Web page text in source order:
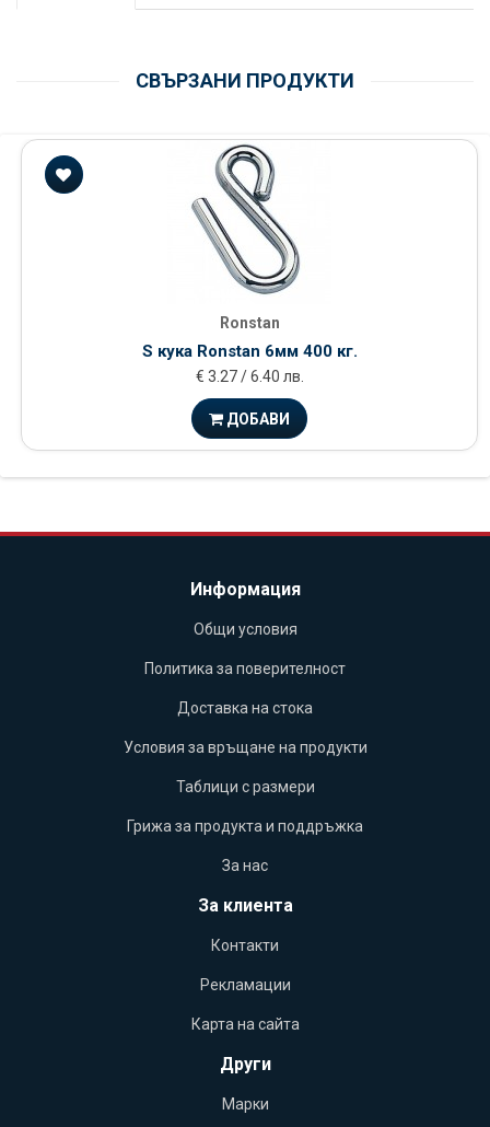
СВЪРЗАНИ ПРОДУКТИ
Ronstan
S кука Ronstan 6мм 400 кг.
€ 3.27 / 6.40 лв.
ДОБАВИ
Информация
Общи условия
Политика за поверителност
Доставка на стока
Условия за връщане на продукти
Таблици с размери
Грижа за продукта и поддръжка
За нас
За клиента
Контакти
Рекламации
Карта на сайта
Други
Марки